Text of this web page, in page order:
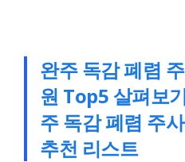
완주 독감 폐렴
원 Top5 살펴보
주 독감 폐렴 주
추천 리스트